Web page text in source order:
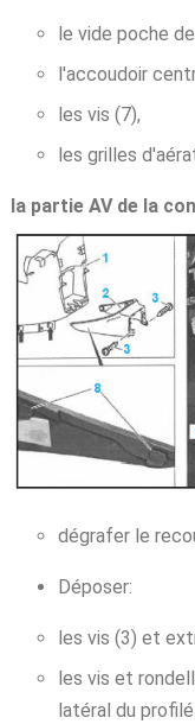
le vide poche
l'accoudoir
les vis (7),
les grilles
la partie AV de la
dégrafer le
Déposer:
les vis (3) et
les vis et
latéral du profilé